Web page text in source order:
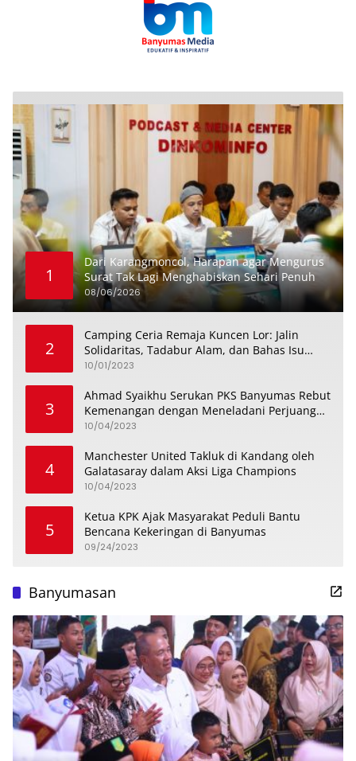
1
Dari Karangmoncol, Harapan agar Mengurus
Surat Tak Lagi Menghabiskan Sehari Penuh
08/06/2026
2
Camping Ceria Remaja Kuncen Lor: Jalin
Solidaritas, Tadabur Alam, dan Bahas Isu
Keremajaan
10/01/2023
3
Ahmad Syaikhu Serukan PKS Banyumas Rebut
Kemenangan dengan Meneladani Perjuangan
Soedirman
10/04/2023
4
Manchester United Takluk di Kandang oleh
Galatasaray dalam Aksi Liga Champions
10/04/2023
5
Ketua KPK Ajak Masyarakat Peduli Bantu
Bencana Kekeringan di Banyumas
09/24/2023
Banyumasan